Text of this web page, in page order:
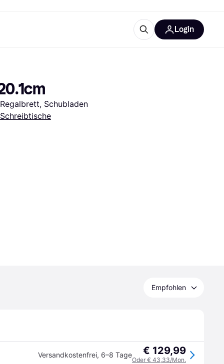
Login
Schubladen
Schreibtische
Empfohlen
Versandkostenfrei, 6–8 Tage € 129,99
Oder € 43,33/Mon.